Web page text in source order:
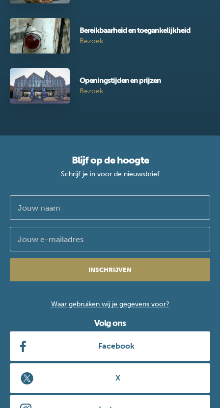
Bereikbaarheid en toegankelijkheid
Bezoek
Openingstijden en prijzen
Bezoek
Blijf op de hoogte
Schrijf je in voor de nieuwsbrief
INSCHRIJVEN
Waar gebruiken wij je gegevens voor?
Volg ons
Facebook
X